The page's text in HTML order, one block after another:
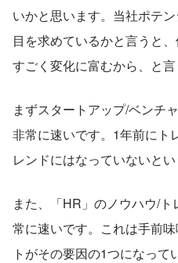
いかと思います。当社ポテ
目を求めているかと言うと
すごく変化に富むから、と
まずスタートアップ/ベンチ
非常に速いです。1年前にト
レンドにはなっていないと
また、「HR」のノウハウ/
常に速いです。これは手前
トがその要因の1つになって